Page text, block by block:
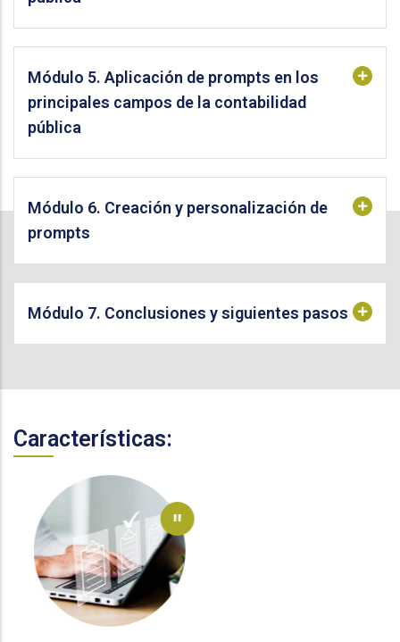
Módulo 5. Aplicación de prompts en los
principales campos de la contabilidad
pública
Módulo 6. Creación y personalización de
prompts
Módulo 7. Conclusiones y siguientes pasos
Características:
"